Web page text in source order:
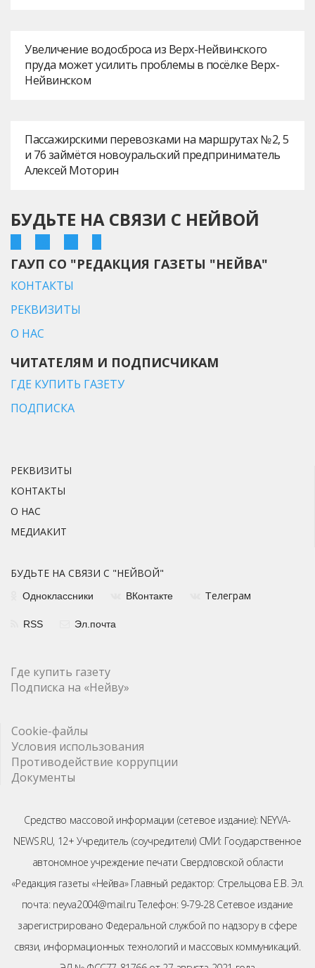
Увеличение водосброса из Верх-Нейвинского
пруда может усилить проблемы в посёлке Верх-
Нейвинском
Пассажирскими перевозками на маршрутах № 2, 5
и 76 займётся новоуральский предприниматель
Алексей Моторин
БУДЬТЕ НА СВЯЗИ С НЕЙВОЙ
ГАУП СО "РЕДАКЦИЯ ГАЗЕТЫ "НЕЙВА"
КОНТАКТЫ
РЕКВИЗИТЫ
О НАС
ЧИТАТЕЛЯМ И ПОДПИСЧИКАМ
ГДЕ КУПИТЬ ГАЗЕТУ
ПОДПИСКА
РЕКВИЗИТЫ
КОНТАКТЫ
О НАС
МЕДИАКИТ
БУДЬТЕ НА СВЯЗИ С "НЕЙВОЙ"
Одноклассники ВКонтакте Телеграм
RSS Эл.почта
Где купить газету
Подписка на «Нейву»
Cookie-файлы
Условия использования
Противодействие коррупции
Документы
Средство массовой информации (сетевое издание): NEYVA-
NEWS.RU, 12+ Учредитель (соучредители) СМИ: Государственное
автономное учреждение печати Свердловской области
«Редакция газеты «Нейва» Главный редактор: Стрельцова Е.В. Эл.
почта: neyva2004@mail.ru Телефон: 9-79-28 Сетевое издание
зарегистрировано Федеральной службой по надзору в сфере
связи, информационных технологий и массовых коммуникаций.